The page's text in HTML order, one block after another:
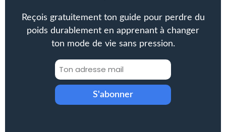
Reçois gratuitement ton guide pour perdre du
poids durablement en apprenant à changer
ton mode de vie sans pression.
S'abonner